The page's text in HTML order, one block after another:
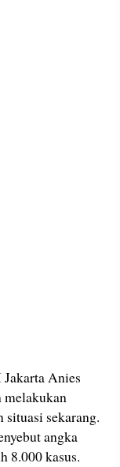
Anies
melakukan
situasi sekarang.
angka
8.000 kasus.